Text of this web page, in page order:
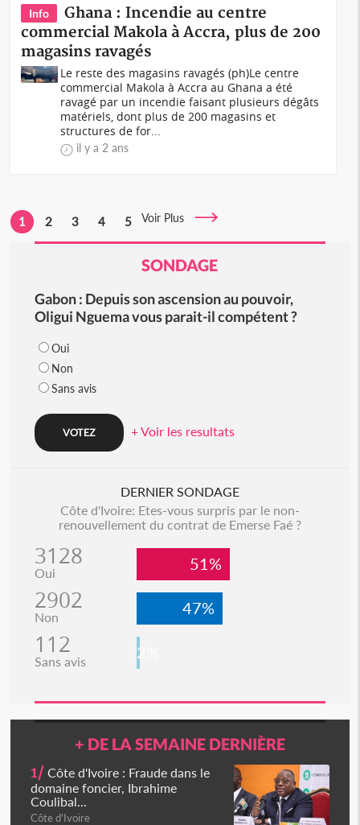
Info
Ghana : Incendie au centre
commercial Makola à Accra, plus de 200
magasins ravagés
Le reste des magasins ravagés (ph)Le centre
commercial Makola à Accra au Ghana a été
ravagé par un incendie faisant plusieurs dégâts
matériels, dont plus de 200 magasins et
structures de for...
il y a 2 ans
1 2 3 4 5 Voir Plus
SONDAGE
Gabon : Depuis son ascension au pouvoir,
Oligui Nguema vous parait-il compétent ?
Oui
Non
Sans avis
+ Voir les resultats
DERNIER SONDAGE
Côte d'Ivoire: Etes-vous surpris par le non-
renouvellement du contrat de Emerse Faé ?
3128
Oui 51%
2902
Non 47%
112
Sans avis 2%
+ DE LA SEMAINE DERNIÈRE
1/ Côte d'Ivoire : Fraude dans le
domaine foncier, Ibrahime
Coulibal...
Côte d'Ivoire